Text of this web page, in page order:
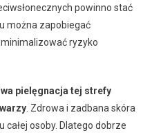
powinno stać
można zapobiegać
ryzyko
pielęgnacja tej strefy
. Zdrowa i zadbana skóra
całej osoby. Dlatego dobrze